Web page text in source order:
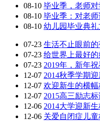
08-10 毕业季，老师
08-10 毕业季：对老
08-10 幼儿园毕业典
07-23 生活不止眼前
07-23 给世界上最好
07-23 2019年，新年
12-07 2014秋季学期
12-07 欢迎新生的横
12-07 2015高三励志
12-06 2014大学迎新
12-06 关爱自闭症儿